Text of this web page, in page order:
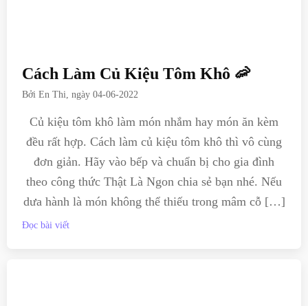
Cách Làm Củ Kiệu Tôm Khô 🦐
BởiEn Thi , ngày04-06-2022
Củ kiệu tôm khô làm món nhắm hay món ăn kèm
đều rất hợp. Cách làm củ kiệu tôm khô thì vô cùng
đơn giản. Hãy vào bếp và chuẩn bị cho gia đình
theo công thức Thật Là Ngon chia sẻ bạn nhé. Nếu
dưa hành là món không thể thiếu trong mâm cỗ […]
Đọc bài viết